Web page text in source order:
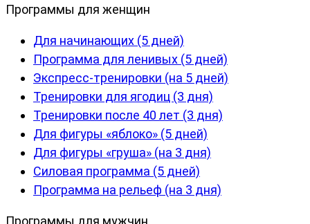
Программы для женщин
Для начинающих (5 дней)
Программа для ленивых (5 дней)
Экспресс-тренировки (на 5 дней)
Тренировки для ягодиц (3 дня)
Тренировки после 40 лет (3 дня)
Для фигуры «яблоко» (5 дней)
Для фигуры «груша» (на 3 дня)
Силовая программа (5 дней)
Программа на рельеф (на 3 дня)
Программы для мужчин